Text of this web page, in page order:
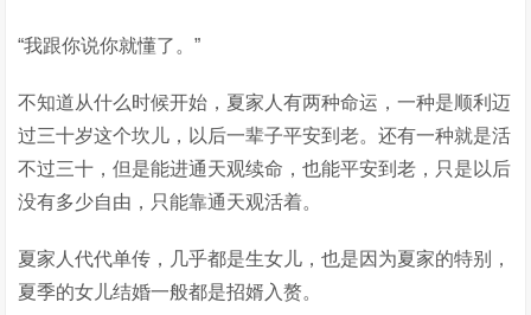
“我跟你说你就懂了。”
不知道从什么时候开始，夏家人有两种命运，一种是顺利迈
过三十岁这个坎儿，以后一辈子平安到老。还有一种就是活
不过三十，但是能进通天观续命，也能平安到老，只是以后
没有多少自由，只能靠通天观活着。
夏家人代代单传，几乎都是生女儿，也是因为夏家的特别，
夏季的女儿结婚一般都是招婿入赘。